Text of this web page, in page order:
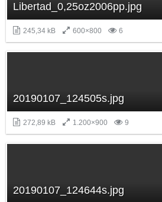
Libertad_0,25oz2006pp.jpg
245,34 kB 600×800 6
20190107_124505s.jpg
272,89 kB 1.200×900 9
20190107_124644s.jpg